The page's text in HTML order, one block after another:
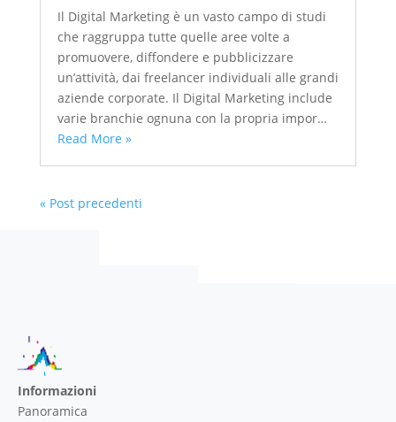
Il Digital Marketing è un vasto campo di studi
che raggruppa tutte quelle aree volte a
promuovere, diffondere e pubblicizzare
un’attività, dai freelancer individuali alle grandi
aziende corporate. Il Digital Marketing include
varie branchie ognuna con la propria impor…
Read More »
« Post precedenti
Informazioni
Panoramica